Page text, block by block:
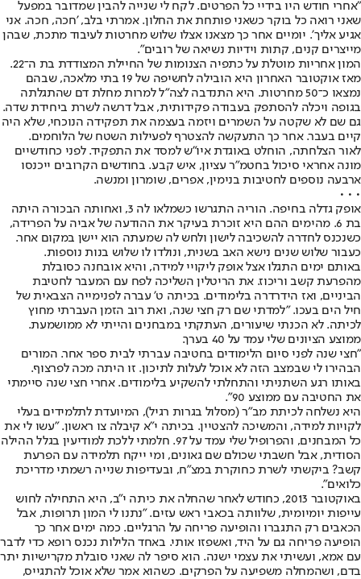
"אחרי חודש היו בידיי כל הפרטים. לקח לי שנייה להבין שמדובר במפעל
שאני רואה כל בוקר כשאני פותחת את החלון. אמרתי בלב, 'חכה, חכה. אני
אגיע אליך'. יומיים אחר כך מצאנו אצלו שלוש מחרטות לעיבוד מתכת, שבהן
מייצרים קנים, קתות וידיות נשיאה של רובים".
המון אחריות מוטלת על כתפיה הצנומות של החיילת המצודדת בת ה־22.
מאז אוקטובר האחרון היא הובילה לחשיפה של 19 בתי מלאכה, שבהם
נמצאו כ־50 מחרטות. היא התנדבה לצה"ל למרות מחלת דם שהתגלתה
בגופה ויכלה להסתפק בעבודה פקידותית, אבל דרשה לשרת ביחידת שדה.
גם שם לא שקטה על השמרים ויזמה בעצמה את תפקידה הנוכחי, שלא היה
קיים בעבר. אחר כך התעקשה להצטרף לפעילות השטח של הלוחמים.
לאור הצלחתה, הוחלט באוגדת איו"ש למסד את התפקיד. לפני כחודשיים
מונה אחראי סיכול בחטמ"ר עציון, איש קבע. בחודשים הקרובים ייכנסו
ארבעה נוספים לחטיבות בנימין, אפרים, שומרון ומנשה.
• • •
אופק גדלה בחיפה. הוריה התגרשו כשמלאו לה 3, ואחותה הבכורה היתה
בת 6. מהימים ההם היא זוכרת בעיקר את ההודעה של אביה על הפרידה,
כשנכנס לחדרה להשכיבה לישון ולחש לה שמעתה הוא יישן במקום אחר.
כעבור שלוש שנים נישא האב בשנית, ונולדו לו שלוש בנות נוספות.
באותם ימים התגלו אצל אופק ליקויי למידה, והיא אובחנה כסובלת
מהפרעת קשב וריכוז. את הריטלין השליכה לפח עם המעבר לחטיבת
הביניים, ואז הידרדרה בלימודים. בכיתה ט' עברה לפנימייה הצבאית של
חיל הים בעכו. "למדתי שם רק חצי שנה, ואת רוב הזמן העברתי מחוץ
לכיתה. לא הכנתי שיעורים, העתקתי במבחנים והייתי לא ממושמעת.
ממוצע הציונים שלי עמד על 40 בערך.
"חצי שנה לפני סיום הלימודים בחטיבה עברתי לבית ספר אחר. המורים
הבהירו לי שבמצב הזה לא אוכל לעלות לתיכון. זו היתה מכה לפרצוף.
באותו רגע השתניתי והתחלתי להשקיע בלימודים. אחרי חצי שנה סיימתי
את החטיבה עם ממוצע 90".
היא נשלחה לכיתת מב"ר (מסלול בגרות רגיל), המיועדת לתלמידים בעלי
לקויות למידה, והמשיכה להצטיין. בכיתה י"א קיבלה צו ראשון. "עשו לי את
כל המבחנים, והפרופיל שלי עמד על 97. חלמתי ללכת למודיעין בגלל ההילה
הסודית, אבל חשבתי שכולם שם גאונים, ומי ייקח תלמידה עם הפרעת
קשב? ביקשתי לשרת כחוקרת במצ"ח, ובעדיפות שנייה רשמתי מדריכת
כלואים".
באוקטובר 2013, כחודש לאחר שהחלה את כיתה י"ב, היא התחילה לחוש
עייפות יומיומית, שלוותה בכאבי ראש עזים. "נתנו לי המון תרופות, אבל
הכאבים רק התגברו והופיעה פריחה על הרגליים. כמה ימים אחר כך
הופיעה פריחה גם על היד, ואשפזו אותי. באחד הלילות נכנס רופא כדי לדבר
עם אמא, ועשיתי את עצמי ישנה. הוא סיפר לה שאני סובלת מקרישיות יתר
בדם, ושהמחלה משפיעה על הפרקים. כשהוא אמר שלא אוכל להתגייס,